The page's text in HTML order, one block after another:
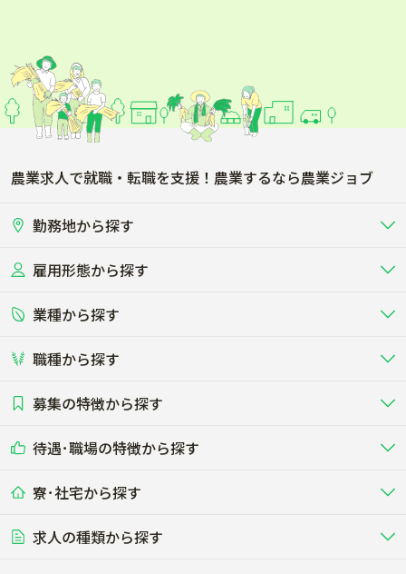
農業求人で就職・転職を支援！農業するなら農業ジョブ
勤務地から探す
北海道
関東
東海
雇用形態から探す
正社員 バイト・アルバイト・パート
短期アルバイト
その他（独立・副業など）
業種から探す
畜産（酪農･肉牛･養豚･養鶏など）
酪農
する牧場
養豚
る養豚場
畑・圃場で野菜・穀物を生産 ビニールハウスで多様な野菜の生産
稲作
農業資材･肥料
農場設備・肥料・飼料の生産・流
その他業種
職種から探す
農場･牧場･現場職
専門職（獣医師･人工授精師･
募集の特徴から探す
未経験歓迎
学歴不問
50代採用実績あり
待遇･職場の特徴から探す
社会保険完備
食事補助あり
寮･社宅から探す
単身寮あり
求人の種類から探す